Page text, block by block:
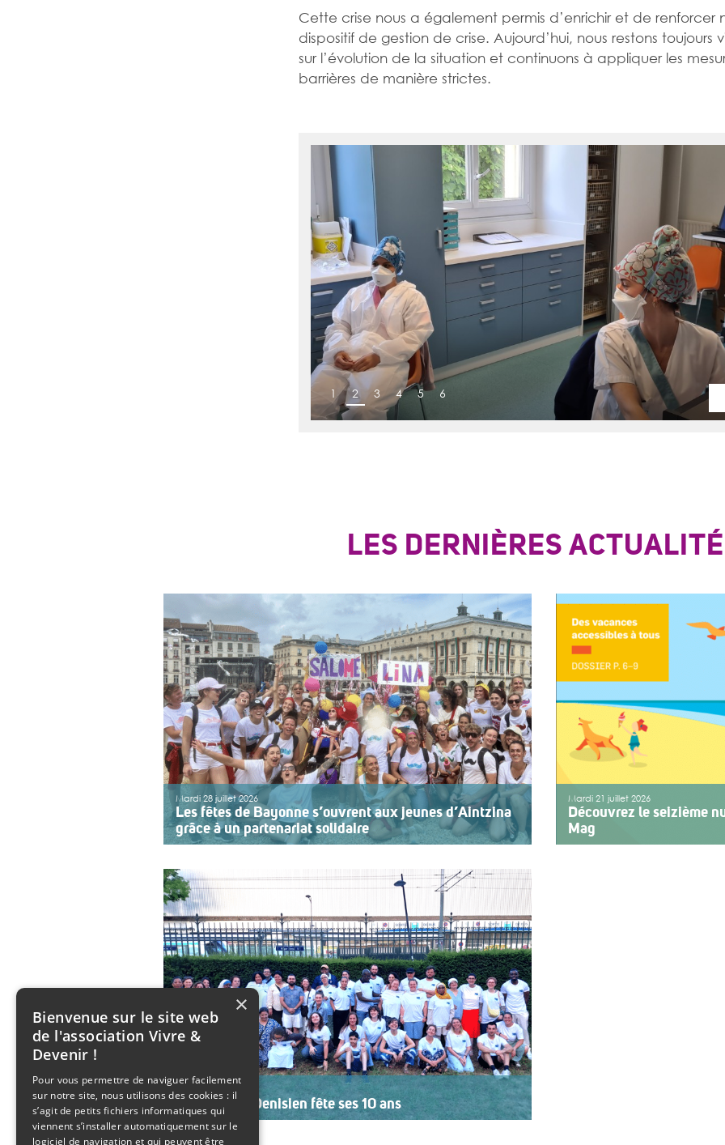
Cette crise nous a également permis d’enrichir et de renforcer
dispositif de gestion de crise. Aujourd’hui, nous restons toujours
sur l’évolution de la situation et continuons à appliquer les
barrières de manière strictes.
1 2 3 4 5 6
LES DERNIÈRES
Mardi 28 juillet 2026
Les fêtes de Bayonne s’ouvrent aux jeunes d’Aintzina
grâce à un partenariat solidaire
sept ans, l’association ouvre le premier jour des fêtes de
Bayonne à une structure accompagnant des enfants ou des
adolescents en situation de handicap ou de fragilité. Cette
année, le choix […]
>>Lire la suite
Mardi 21 juillet 2026
Découvrez le seizième
Mag
Mardi 21 juillet 2026
Le SESSAD Denisien fête ses 10 ans
Les professionnels, vêtus d’un T-shirt au logo « 10 ans »,
×
Bienvenue sur le site web
de l'association Vivre &
Devenir !
Pour vous permettre de naviguer facilement
sur notre site, nous utilisons des cookies : il
s’agit de petits fichiers informatiques qui
viennent s’installer automatiquement sur le
logiciel de navigation et qui peuvent être